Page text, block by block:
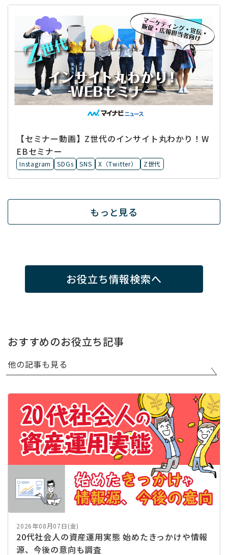
【セミナー動画】Z世代のインサイト丸わかり！W
EBセミナー
Instagram SDGs SNS X（Twitter） Z世代
もっと見る
お役立ち情報検索へ
おすすめのお役立ち記事
他の記事も見る
2026年08月07日(金)
20代社会人の資産運用実態 始めたきっかけや情報
源、今後の意向も調査